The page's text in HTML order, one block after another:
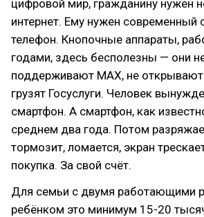
цифровой мир, гражданину нужен
интернет. Ему нужен современный
телефон. Кнопочные аппараты,
годами, здесь бесполезны — они
поддерживают MAX, не
грузят Госуслуги. Человек
смартфон. А смартфон, как
среднем два года. Потом
тормозит, ломается, экран
покупка. За свой счёт.
Для семьи с двумя работающими
ребёнком это минимум 15-20